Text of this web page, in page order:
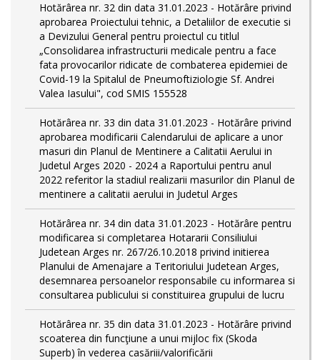
Hotărârea nr. 32 din data 31.01.2023 - Hotărâre privind
aprobarea Proiectului tehnic, a Detaliilor de executie si
a Devizului General pentru proiectul cu titlul
„Consolidarea infrastructurii medicale pentru a face
fata provocarilor ridicate de combaterea epidemiei de
Covid-19 la Spitalul de Pneumoftiziologie Sf. Andrei
Valea Iasului", cod SMIS 155528
Hotărârea nr. 33 din data 31.01.2023 - Hotărâre privind
aprobarea modificarii Calendarului de aplicare a unor
masuri din Planul de Mentinere a Calitatii Aerului in
Judetul Arges 2020 - 2024 a Raportului pentru anul
2022 referitor la stadiul realizarii masurilor din Planul de
mentinere a calitatii aerului in Judetul Arges
Hotărârea nr. 34 din data 31.01.2023 - Hotărâre pentru
modificarea si completarea Hotararii Consiliului
Judetean Arges nr. 267/26.10.2018 privind initierea
Planului de Amenajare a Teritoriului Judetean Arges,
desemnarea persoanelor responsabile cu informarea si
consultarea publicului si constituirea grupului de lucru
Hotărârea nr. 35 din data 31.01.2023 - Hotărâre privind
scoaterea din funcţiune a unui mijloc fix (Skoda
Superb) în vederea casăriii/valorificării